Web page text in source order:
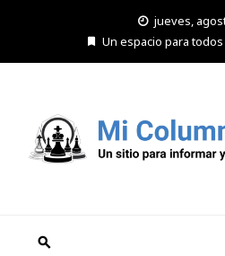
jueves,
Un espacio para